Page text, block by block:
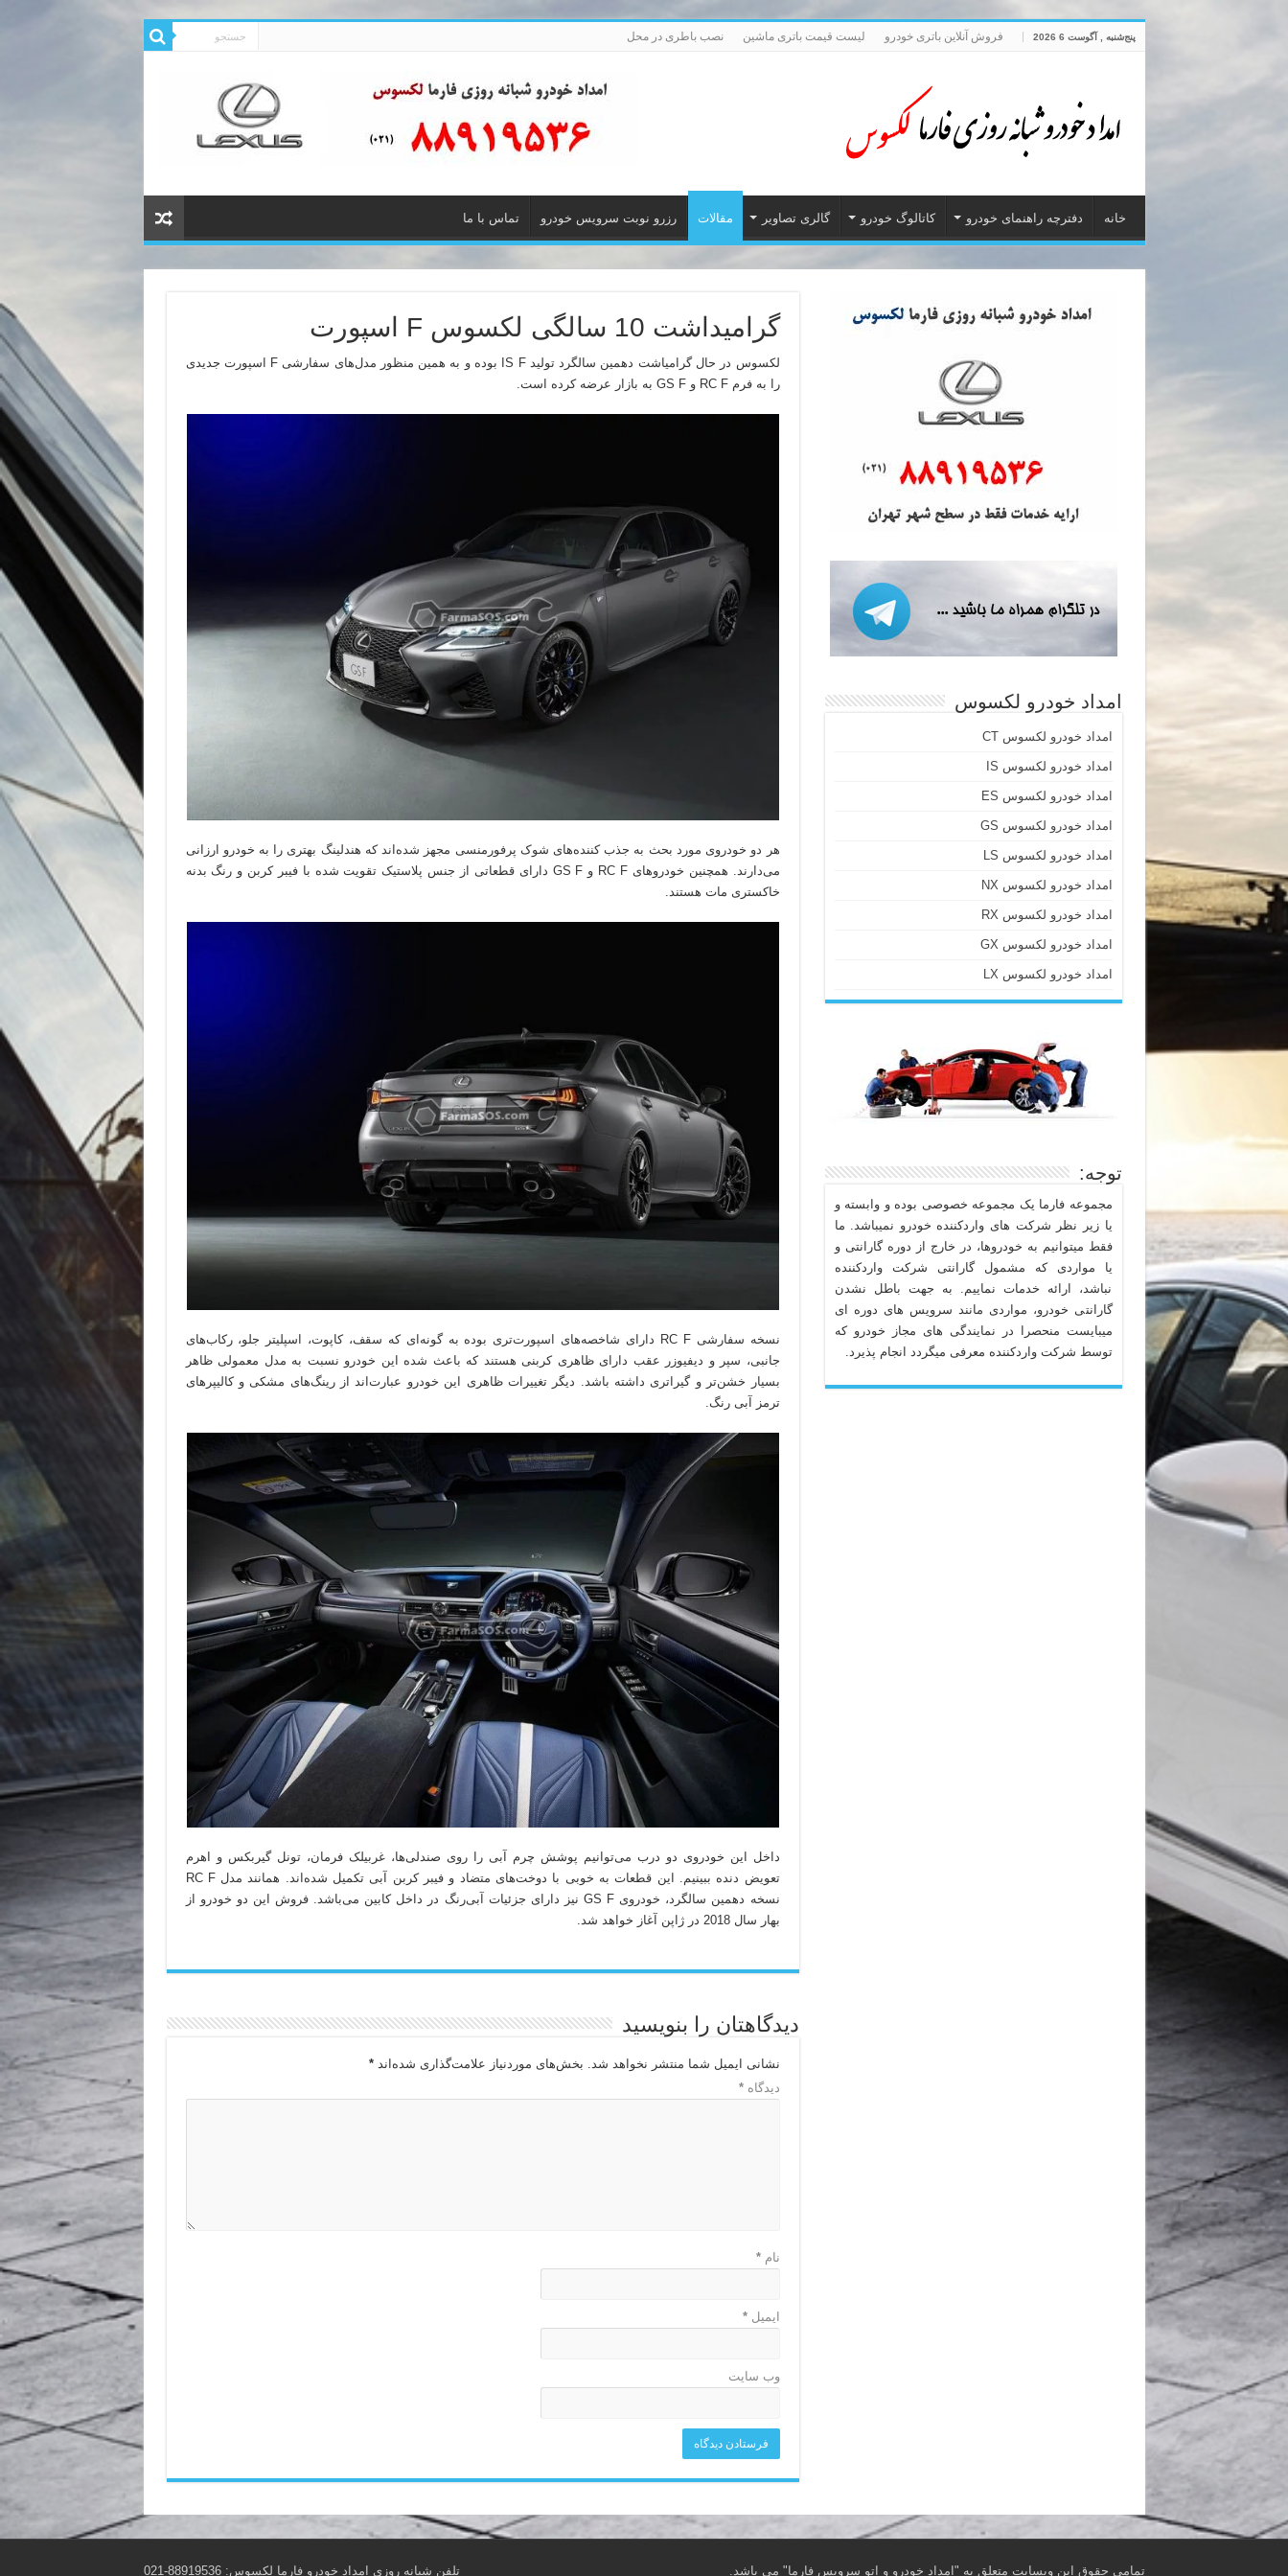
پنج‌شنبه , آگوست 6 2026 فروش آنلاین باتری خودرو لیست قیمت باتری ماشین نصب باطری در محل
خانه دفترچه راهنمای خودرو کاتالوگ خودرو گالری تصاویر مقالات رزرو نوبت سرویس خودرو تماس با ما
گرامیداشت 10 سالگی لکسوس F اسپورت
لکسوس در حال گرامیاشت دهمین سالگرد تولید IS F بوده و به همین منظور مدل‌های سفارشی F اسپورت جدیدی
را به فرم RC F و GS F به بازار عرضه کرده است.
هر دو خودروی مورد بحث به جذب کننده‌های شوک پرفورمنسی مجهز شده‌اند که هندلینگ بهتری را به خودرو ارزانی
می‌دارند. همچنین خودروهای RC F و GS F دارای قطعاتی از جنس پلاستیک تقویت شده با فیبر کربن و رنگ بدنه
خاکستری مات هستند.
نسخه سفارشی RC F دارای شاخصه‌های اسپورت‌تری بوده به گونه‌ای که سقف، کاپوت، اسپلیتر جلو، رکاب‌های
جانبی، سپر و دیفیوزر عقب دارای ظاهری کربنی هستند که باعث شده این خودرو نسبت به مدل معمولی ظاهر
بسیار خشن‌تر و گیراتری داشته باشد. دیگر تغییرات ظاهری این خودرو عبارت‌اند از رینگ‌های مشکی و کالیپرهای
ترمز آبی رنگ.
داخل این خودروی دو درب می‌توانیم پوشش چرم آبی را روی صندلی‌ها، غربیلک فرمان، تونل گیربکس و اهرم
تعویض دنده ببینیم. این قطعات به خوبی با دوخت‌های متضاد و فیبر کربن آبی تکمیل شده‌اند. همانند مدل RC F
نسخه دهمین سالگرد، خودروی GS F نیز دارای جزئیات آبی‌رنگ در داخل کابین می‌باشد. فروش این دو خودرو از
بهار سال 2018 در ژاپن آغاز خواهد شد.
دیدگاهتان را بنویسید
نشانی ایمیل شما منتشر نخواهد شد. بخش‌های موردنیاز علامت‌گذاری شده‌اند*
دیدگاه*
نام*
ایمیل*
وب‌ سایت
امداد خودرو لکسوس
امداد خودرو لکسوس CT
امداد خودرو لکسوس IS
امداد خودرو لکسوس ES
امداد خودرو لکسوس GS
امداد خودرو لکسوس LS
امداد خودرو لکسوس NX
امداد خودرو لکسوس RX
امداد خودرو لکسوس GX
امداد خودرو لکسوس LX
توجه:
مجموعه فارما یک مجموعه خصوصی بوده و وابسته و
یا زیر نظر شرکت های واردکننده خودرو نمیباشد. ما
فقط میتوانیم به خودروها، در خارج از دوره گارانتی و
یا مواردی که مشمول گارانتی شرکت واردکننده
نباشد، ارائه خدمات نماییم. به جهت باطل نشدن
گارانتی خودرو، مواردی مانند سرویس های دوره ای
میبایست منحصرا در نمایندگی های مجاز خودرو که
توسط شرکت واردکننده معرفی میگردد انجام پذیرد.
تلفن شبانه روزی امداد خودرو فارما لکسوس: 88919536-021 تمامی حقوق این وبسایت متعلق به "امداد خودرو و اتو سرویس فارما" می باشد.